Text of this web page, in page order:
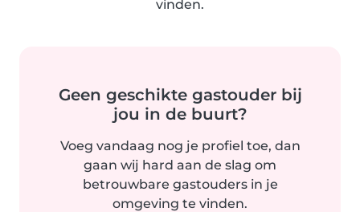
vinden.
Geen geschikte gastouder bij
jou in de buurt?
Voeg vandaag nog je profiel toe, dan
gaan wij hard aan de slag om
betrouwbare gastouders in je
omgeving te vinden.